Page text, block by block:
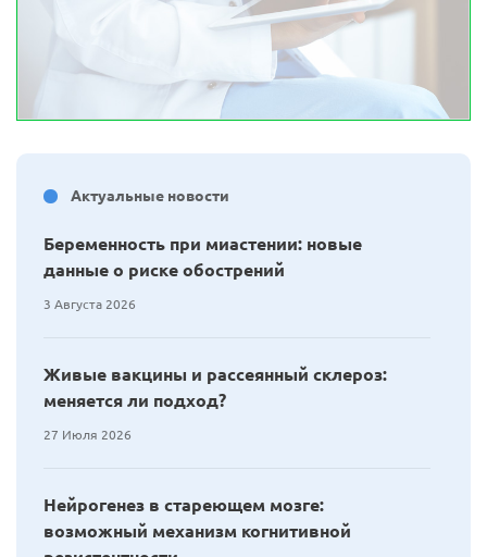
Актуальные новости
Беременность при миастении: новые
данные о риске обострений
3 Августа 2026
Живые вакцины и рассеянный склероз:
меняется ли подход?
27 Июля 2026
Нейрогенез в стареющем мозге:
возможный механизм когнитивной